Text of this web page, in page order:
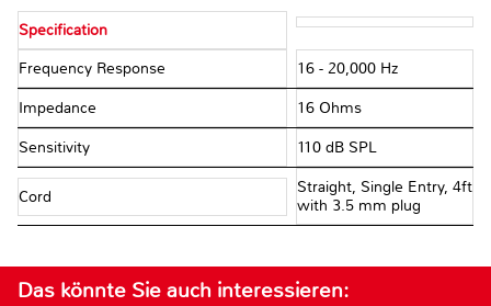
Specification
Frequency Response 16 - 20,000 Hz
Impedance 16 Ohms
Sensitivity 110 dB SPL
Cord
Straight, Single Entry, 4ft
with 3.5 mm plug
Das könnte Sie auch interessieren: